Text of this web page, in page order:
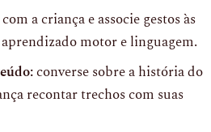
a criança e associe gestos às
motor e linguagem.
converse sobre a história do
recontar trechos com suas